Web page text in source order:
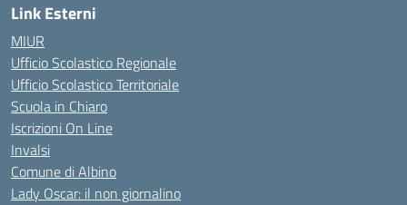
Link Esterni
MIUR
Ufficio Scolastico Regionale
Ufficio Scolastico Territoriale
Scuola in Chiaro
Iscrizioni On Line
Invalsi
Comune di Albino
Lady Oscar: il non giornalino